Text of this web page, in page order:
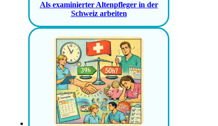
Als examinierter Altenpfleger in der
Schweiz arbeiten